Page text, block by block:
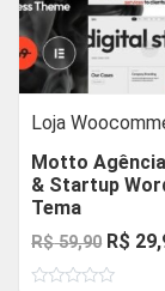
Loja
Motto
& Startup
Tema
R$59,90 O
preço
R$